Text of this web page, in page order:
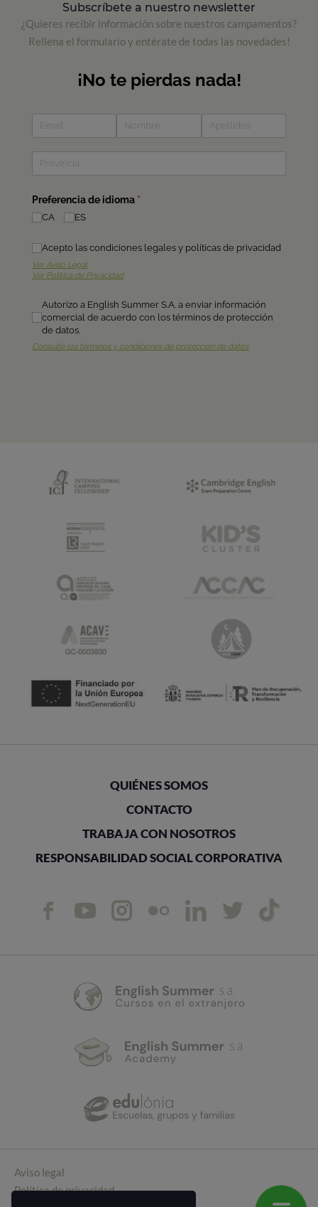
Subscríbete a nuestro newsletter
¿Quieres recibir información sobre nuestros campamentos?
Rellena el formulario y entérate de todas las novedades!
QUIÉNES SOMOS
CONTACTO
TRABAJA CON NOSOTROS
RESPONSABILIDAD SOCIAL CORPORATIVA
Aviso legal
Política de privacidad